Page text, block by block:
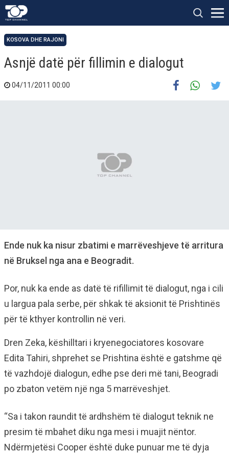
KOSOVA DHE RAJONI
Asnjë datë për fillimin e dialogut
04/11/2011 00:00
Ende nuk ka nisur zbatimi e marrëveshjeve të arritura
në Bruksel nga ana e Beogradit.
Por, nuk ka ende as datë të rifillimit të dialogut, nga i cili
u largua pala serbe, për shkak të aksionit të Prishtinës
për të kthyer kontrollin në veri.
Dren Zeka, këshilltari i kryenegociatores kosovare
Edita Tahiri, shprehet se Prishtina është e gatshme që
të vazhdojë dialogun, edhe pse deri më tani, Beogradi
po zbaton vetëm një nga 5 marrëveshjet.
“Sa i takon raundit të ardhshëm të dialogut teknik ne
presim të mbahet diku nga mesi i muajit nëntor.
Ndërmjetësi Cooper është duke punuar me të dyja